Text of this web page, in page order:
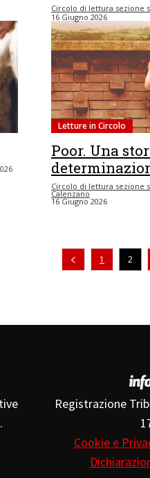
Circolo di lettura sezione
16 Giugno 2026
Letture in Circolo
Poor. Una
Circolo di lettura sezione
Calenzano
16 Giugno 2026
Pagina precedente
1 2
Registrazione
Cookie e